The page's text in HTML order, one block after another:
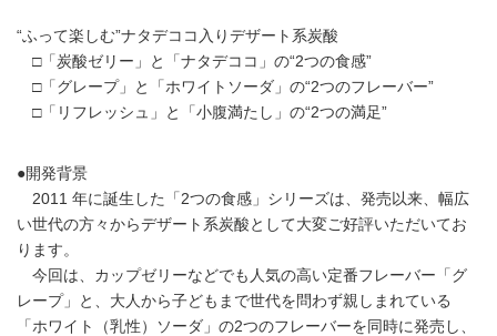
“ふって楽しむ”ナタデココ入りデザート系炭酸
□「炭酸ゼリー」と「ナタデココ」の“2つの食感”
□「グレープ」と「ホワイトソーダ」の“2つのフレーバー”
□「リフレッシュ」と「小腹満たし」の“2つの満足”
●開発背景
2011 年に誕生した「2つの食感」シリーズは、発売以来、幅広
い世代の方々からデザート系炭酸として大変ご好評いただいてお
ります。
今回は、カップゼリーなどでも人気の高い定番フレーバー「グ
レープ」と、大人から子どもまで世代を問わず親しまれている
「ホワイト（乳性）ソーダ」の2つのフレーバーを同時に発売し、